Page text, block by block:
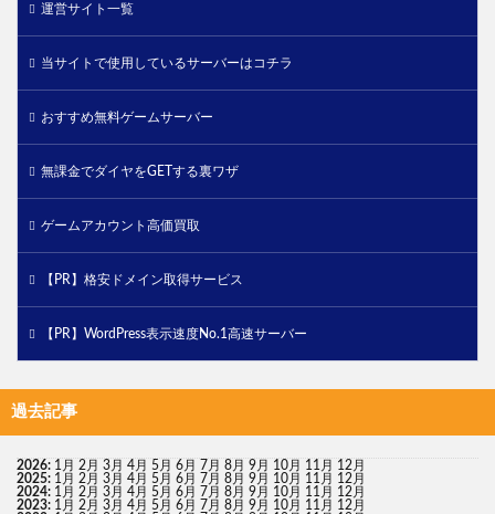
運営サイト一覧
当サイトで使用しているサーバーはコチラ
おすすめ無料ゲームサーバー
無課金でダイヤをGETする裏ワザ
ゲームアカウント高価買取
【PR】格安ドメイン取得サービス
【PR】WordPress表示速度No.1高速サーバー
過去記事
2026: 1月 2月 3月 4月 5月 6月 7月 8月 9月 10月 11月 12月
2025: 1月 2月 3月 4月 5月 6月 7月 8月 9月 10月 11月 12月
2024: 1月 2月 3月 4月 5月 6月 7月 8月 9月 10月 11月 12月
2023: 1月 2月 3月 4月 5月 6月 7月 8月 9月 10月 11月 12月